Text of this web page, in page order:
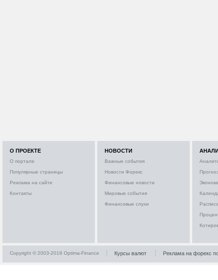
О ПРОЕКТЕ
О портале
Популярные страницы
Реклама на сайте
Контакты
НОВОСТИ
Важные события
Новости Форекс
Финансовые новости
Мировые события
Финансовые слухи
Copyright © 2003-2018 Optima-Finance Курсы валют Реклама на форекс